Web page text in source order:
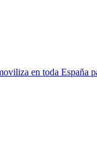
en toda España